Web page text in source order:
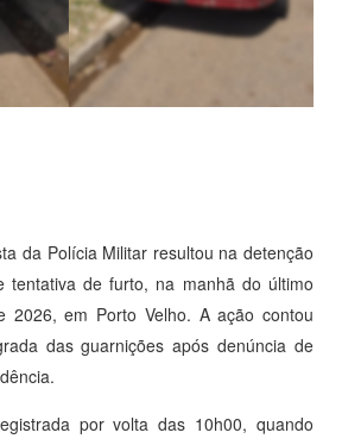
da Polícia Militar resultou na detenção
tentativa de furto, na manhã do último
2026, em Porto Velho. A ação contou
das guarnições após denúncia de
por volta das 10h00, quando